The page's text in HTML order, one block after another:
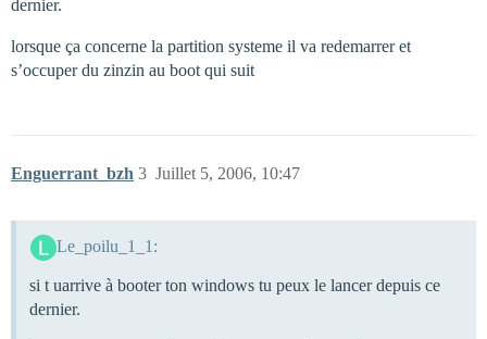
dernier.
lorsque ça concerne la partition systeme il va redemarrer et
s’occuper du zinzin au boot qui suit
Enguerrant_bzh Juillet 5, 2006, 10:47
3
Le_poilu_1_1:
si t uarrive à booter ton windows tu peux le lancer depuis ce
dernier.